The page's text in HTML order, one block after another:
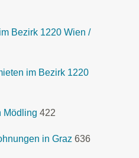
Bezirk 1220 Wien /
im Bezirk 1220
Mödling 422
in Graz 636